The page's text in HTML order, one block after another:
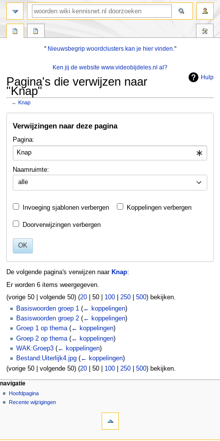
" Nieuwsbegrip woordclusters kan je hier vinden."
Ken jij de website www.videobijdeles.nl al?
Hulp
Pagina's die verwijzen naar
"Knap"
←Knap
navigatie
zoeken
Verwijzingen naar deze pagina
Pagina:
Naamruimte:
alle
Invoeging sjablonen verbergen Koppelingen verbergen
Doorverwijzingen verbergen
OK
De volgende pagina's verwijzen naar Knap:
Er worden 6 items weergegeven.
(vorige 50| volgende 50) (20| 50| 100| 250| 500) bekijken.
Basiswoorden groep 1 (← koppelingen)
Basiswoorden groep 2 (← koppelingen)
Groep 1 op thema (← koppelingen)
Groep 2 op thema (← koppelingen)
WAK:Groep3 (← koppelingen)
Bestand:Uiterlijk4.jpg (← koppelingen)
(vorige 50| volgende 50) (20| 50| 100| 250| 500) bekijken.
N
a
v
a
pagina-handelingen
pagina
overleg
persoonlijke hulpmiddelen
aanmelden
navigatie
Hoofdpagina
Recente wijzigingen
zoeken
navigatie